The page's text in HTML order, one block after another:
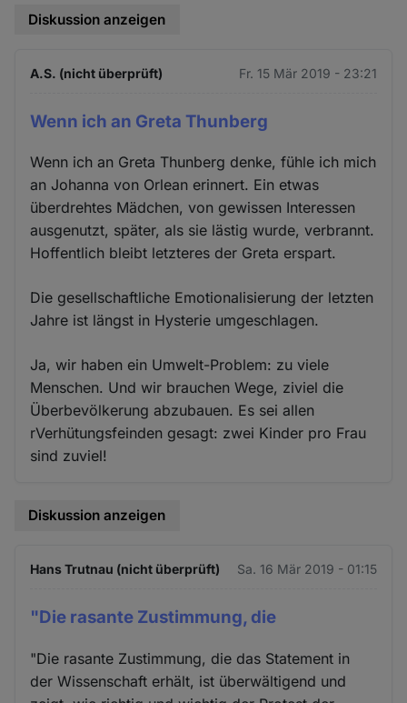
Diskussion anzeigen
A.S. (nicht überprüft) Fr. 15 Mär 2019 - 23:21
Wenn ich an Greta Thunberg
Wenn ich an Greta Thunberg denke, fühle ich mich
an Johanna von Orlean erinnert. Ein etwas
überdrehtes Mädchen, von gewissen Interessen
ausgenutzt, später, als sie lästig wurde, verbrannt.
Hoffentlich bleibt letzteres der Greta erspart.
Die gesellschaftliche Emotionalisierung der letzten
Jahre ist längst in Hysterie umgeschlagen.
Ja, wir haben ein Umwelt-Problem: zu viele
Menschen. Und wir brauchen Wege, ziviel die
Überbevölkerung abzubauen. Es sei allen
rVerhütungsfeinden gesagt: zwei Kinder pro Frau
sind zuviel!
Diskussion anzeigen
Hans Trutnau (nicht überprüft) Sa. 16 Mär 2019 - 01:15
"Die rasante Zustimmung, die
"Die rasante Zustimmung, die das Statement in
der Wissenschaft erhält, ist überwältigend und